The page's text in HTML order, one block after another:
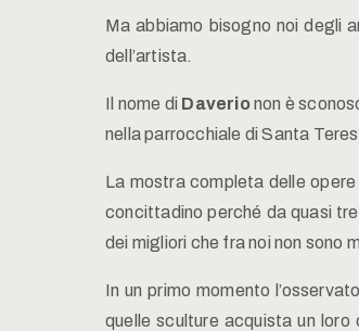
Ma abbiamo bisogno noi degli
dell’artista.
Il nome di Daverionon è
nella parrocchiale di Santa
La mostra completa delle
concittadino perché da quasi
dei migliori che fra noi non sono
In un primo momento
quelle sculture acquista un loro